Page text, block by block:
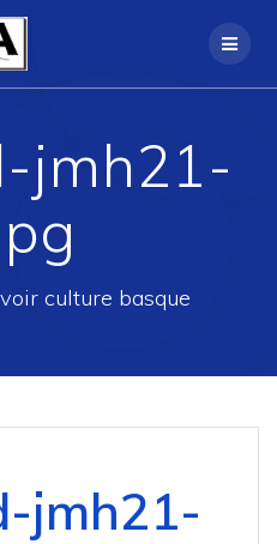
Skip
to
content
jmh21-
culture basque
jmh21-